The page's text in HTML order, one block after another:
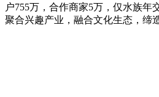
户755万，合作商家5万，仅水族年
聚合兴趣产业，融合文化生态，缔